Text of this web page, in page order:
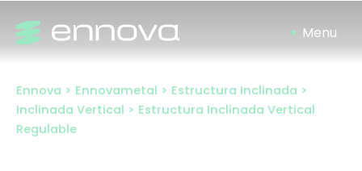
contenido
Ennova > Ennovametal > Estructura Inclinada >
Inclinada Vertical > Estructura Inclinada Vertical
Regulable